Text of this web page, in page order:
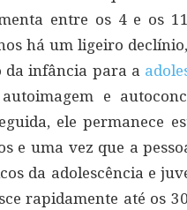
entre os 4 e os
há um ligeiro
infância para a
e
ele permanece
e uma vez que a
da adolescência e
rapidamente até os